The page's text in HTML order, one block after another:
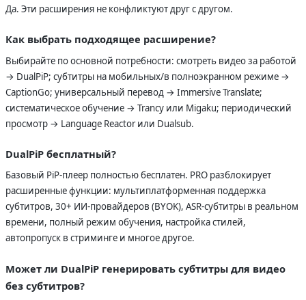
Да. Эти расширения не конфликтуют друг с другом.
Как выбрать подходящее расширение?
Выбирайте по основной потребности: смотреть видео за работой
→ DualPiP; субтитры на мобильных/в полноэкранном режиме →
CaptionGo; универсальный перевод → Immersive Translate;
систематическое обучение → Trancy или Migaku; периодический
просмотр → Language Reactor или Dualsub.
DualPiP бесплатный?
Базовый PiP-плеер полностью бесплатен. PRO разблокирует
расширенные функции: мультиплатформенная поддержка
субтитров, 30+ ИИ-провайдеров (BYOK), ASR-субтитры в реальном
времени, полный режим обучения, настройка стилей,
автопропуск в стриминге и многое другое.
Может ли DualPiP генерировать субтитры для видео
без субтитров?